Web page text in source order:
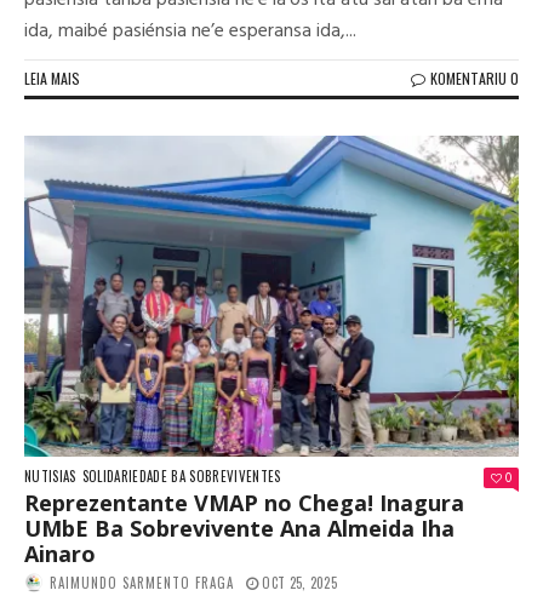
ida, maibé pasiénsia ne’e esperansa ida,...
LEIA MAIS KOMENTARIU 0
NUTISIAS SOLIDARIEDADE BA SOBREVIVENTES 0
Reprezentante VMAP no Chega! Inagura
UMbE Ba Sobrevivente Ana Almeida Iha
Ainaro
RAIMUNDO SARMENTO FRAGA OCT 25, 2025